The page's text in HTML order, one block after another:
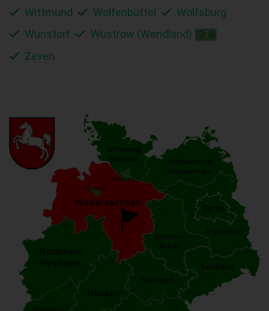
Wittmund
Wolfenbüttel
Wolfsburg
Wunstorf
Wustrow (Wendland) Z
Zeven